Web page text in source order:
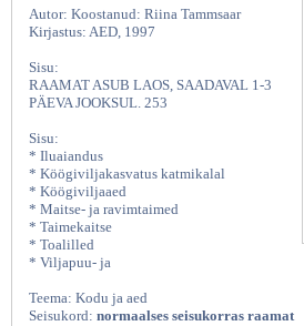
Autor: Koostanud: Riina Tammsaar
Kirjastus: AED, 1997
Sisu:
RAAMAT ASUB LAOS, SAADAVAL 1-3
PÄEVA JOOKSUL. 253
Sisu:
* Iluaiandus
* Köögiviljakasvatus katmikalal
* Köögiviljaaed
* Maitse- ja ravimtaimed
* Taimekaitse
* Toalilled
* Viljapuu- ja
Teema: Kodu ja aed
Seisukord: normaalses seisukorras raamat